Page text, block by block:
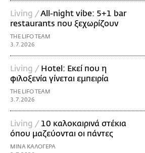
Living /All-night vibe: 5+1 bar
restaurants που ξεχωρίζουν
THE LIFO TEAM
3.7.2026
Living / Hotel: Εκεί που η
φιλοξενία γίνεται εμπειρία
THE LIFO TEAM
3.7.2026
Living / 10 καλοκαιρινά στέκια
όπου μαζεύονται οι πάντες
ΜΙΝΑ ΚΑΛΟΓΕΡΑ